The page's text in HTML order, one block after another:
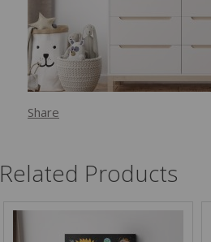
Share
Related Products